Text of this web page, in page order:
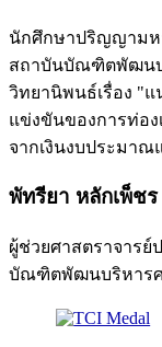
นักศึกษาปริญญามห
สถาบันบัณฑิตพัฒนบ
วิทยานิพนธ์เรื่อง "
แข่งขันของการท่อ
จากเงินงบประมาณ
พัทรียา หลักเพ็ชร
ผู้ช่วยศาสตราจารย์
บัณฑิตพัฒนบริหาร